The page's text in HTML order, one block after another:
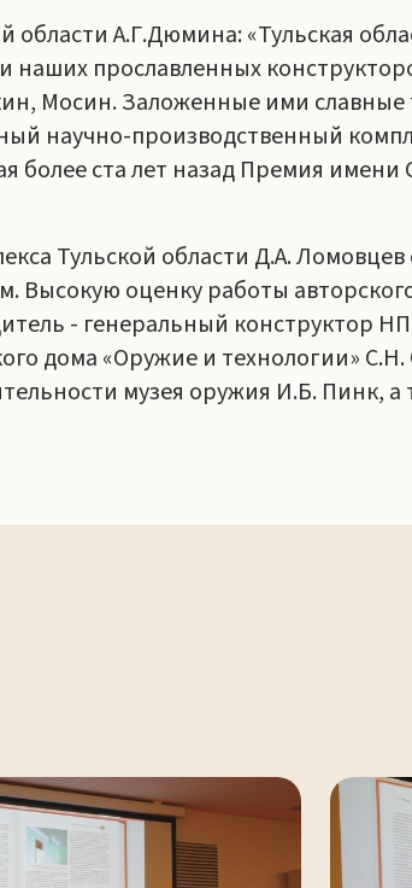
А.Г.Дюмина: «Тульская
прославленных
Мосин. Заложенные ими
научно-производственный
ста лет назад Премия
Тульской области Д.А.
оценку работы
- генеральный конструктор
дома «Оружие и технологии»
музея оружия И.Б. Пинк,